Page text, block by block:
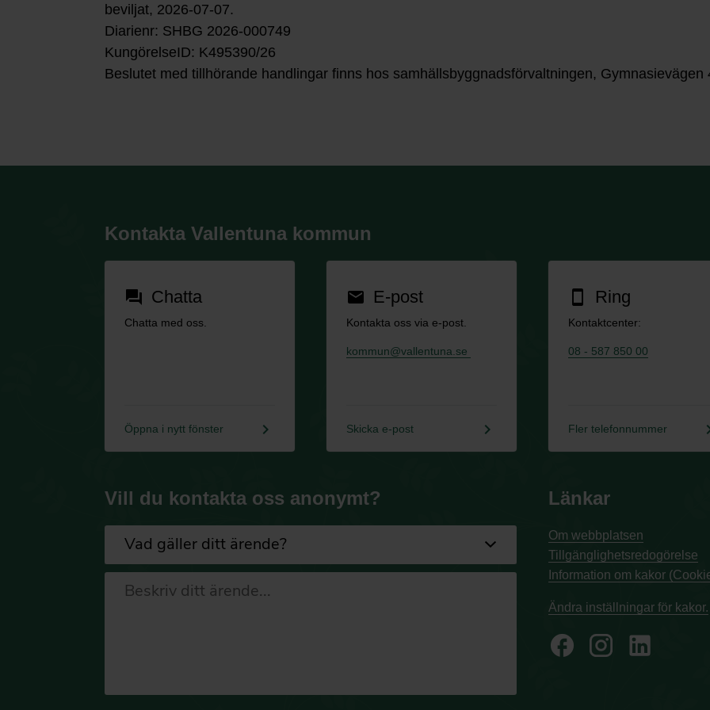
beviljat, 2026-07-07.
Diarienr: SHBG 2026-000749
KungörelseID: K495390/26
Beslutet med tillhörande handlingar finns hos samhällsbyggnadsförvaltningen, Gymnasievägen
Kontakta Vallentuna kommun
forum Chatta
Chatta med oss.
Öppna i nytt fönster keyboard_arrow_right
email E-post
Kontakta oss via e-post.
kommun@vallentuna.se
Skicka e-post keyboard_arrow_right
smartphone Ring
Kontaktcenter:
08 - 587 850 00
Fler telefonnummer
Vill du kontakta oss anonymt? Länkar
Om webbplatsen
Tillgänglighetsredogörelse
Information om kakor
Ändra inställningar för kakor.
facebook